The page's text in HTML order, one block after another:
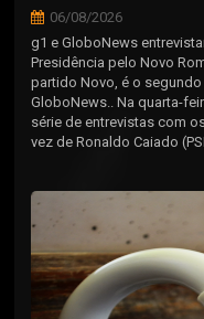
06/08/2026
g1 e GloboNews
Presidência pelo Novo
partido Novo, é o
GloboNews.. Na quarta-
série de entrevistas com
vez de Ronaldo Caiado